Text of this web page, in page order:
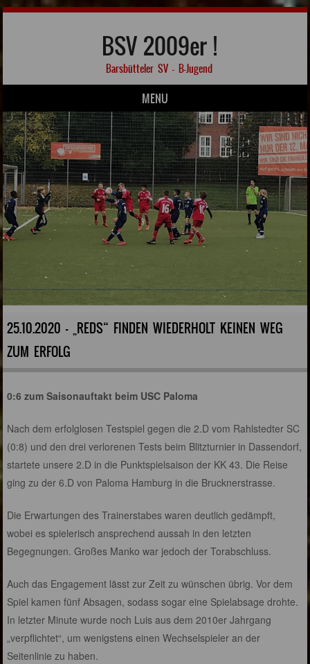
BSV 2009er !
Barsbütteler SV – B-Jugend
MENU
Skip to content
25.10.2020 - „REDS“ FINDEN WIEDERHOLT KEINEN WEG
ZUM ERFOLG
0:6 zum Saisonauftakt beim USC Paloma
Nach dem erfolglosen Testspiel gegen die 2.D vom Rahlstedter SC
(0:8) und den drei verlorenen Tests beim Blitzturnier in Dassendorf,
startete unsere 2.D in die Punktspielsaison der KK 43. Die Reise
ging zu der 6.D von Paloma Hamburg in die Brucknerstrasse.
Die Erwartungen des Trainerstabes waren deutlich gedämpft,
wobei es spielerisch ansprechend aussah in den letzten
Begegnungen. Großes Manko war jedoch der Torabschluss.
Auch das Engagement lässt zur Zeit zu wünschen übrig. Vor dem
Spiel kamen fünf Absagen, sodass sogar eine Spielabsage drohte.
In letzter Minute wurde noch Luis aus dem 2010er Jahrgang
„verpflichtet“, um wenigstens einen Wechselspieler an der
Seitenlinie zu haben.